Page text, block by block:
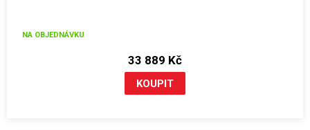
NA OBJEDNÁVKU
33 889 Kč